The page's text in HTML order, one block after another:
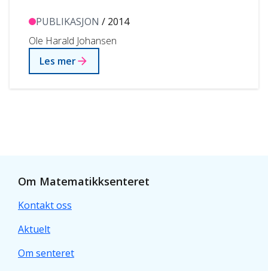
I det følgende ser jeg på to faktorer; språk og kultur,…
PUBLIKASJON / 2014
Les mer
Ole Harald Johansen
Om Matematikksenteret
Kontakt oss
Aktuelt
Om senteret